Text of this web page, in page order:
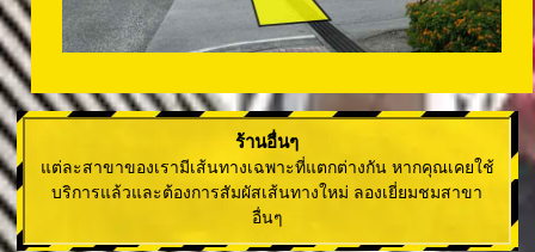
ร้านอื่นๆ
แต่ละสาขาของเรามีเส้นทางเฉพาะที่แตกต่างกัน หากคุณเคยใช้
บริการแล้วและต้องการสัมผัสเส้นทางใหม่ ลองเยี่ยมชมสาขา
อื่นๆ